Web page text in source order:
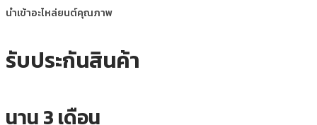
นำเข้าอะไหล่ยนต์คุณภาพ
รับประกันสินค้า
นาน 3 เดือน